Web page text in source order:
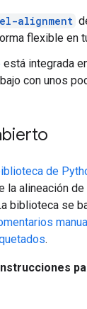
alignment
flexible en
está integrada
con unos
de
la alineación
biblioteca se
.